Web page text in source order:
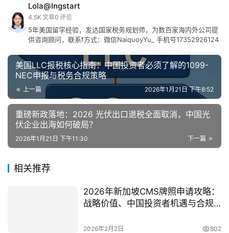
Lola@Ingstart
4.5K 文章0 评论
5年美国留学经验，发达国家税务规划师，为数百家海内外公司提
供咨询顾问，联系f方式：微信NaiquoyYu_ 手机号17352926124
美国LLC报税核心指南：中国投资者必须了解的1099-
NEC申报与税务合规策略
上一篇 2026年1月21日 下午8:52
重磅新政落地：2026 光伏出口退税全面取消，中国光
伏企业出海如何破局？
下一篇
2026年1月21日 下午11:30
相关推荐
2026年新加坡CMS牌照申请攻略：
战略价值、中国投资者机遇与合规
2026年2月2日 802